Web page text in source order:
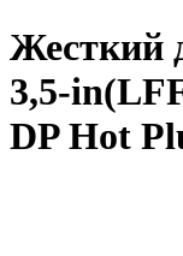
Жесткий
3,5-
DP Hot